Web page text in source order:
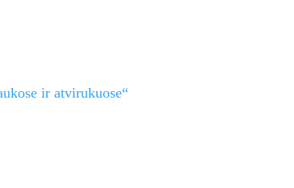
ir atvirukuose“